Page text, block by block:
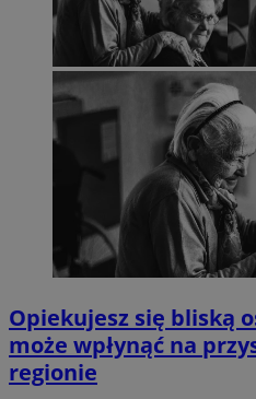
Opiekujesz się bliską
może wpłynąć na
regionie